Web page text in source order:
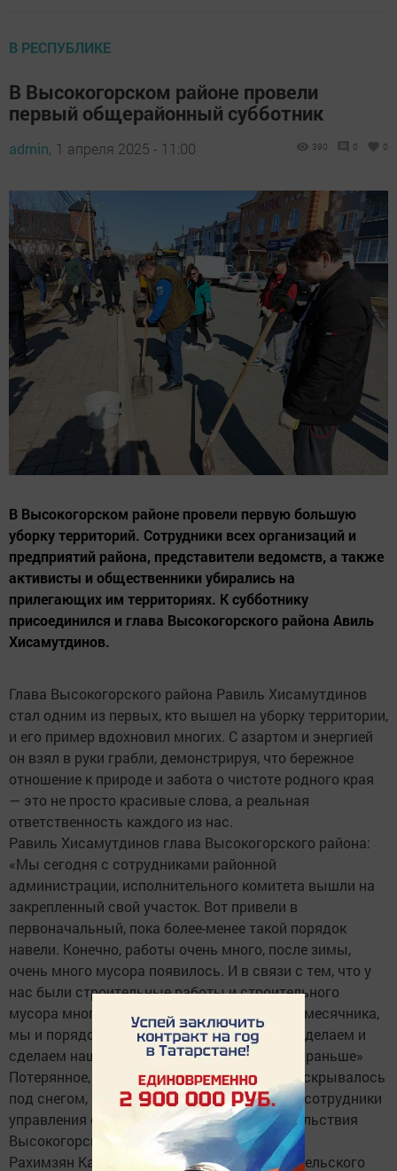
В РЕСПУБЛИКЕ
В Высокогорском районе провели
первый общерайонный субботник
admin, 1 апреля 2025 - 11:00 390 0 0
В Высокогорском районе провели первую большую
уборку территорий. Сотрудники всех организаций и
предприятий района, представители ведомств, а также
активисты и общественники убирались на
прилегающих им территориях. К субботнику
присоединился и глава Высокогорского района Авиль
Хисамутдинов.
Глава Высокогорского района Равиль Хисамутдинов
стал одним из первых, кто вышел на уборку территории,
и его пример вдохновил многих. С азартом и энергией
он взял в руки грабли, демонстрируя, что бережное
отношение к природе и забота о чистоте родного края
— это не просто красивые слова, а реальная
ответственность каждого из нас.
Равиль Хисамутдинов глава Высокогорского района:
«Мы сегодня с сотрудниками районной
администрации, исполнительного комитета вышли на
закрепленный свой участок. Вот привели в
первоначальный, пока более-менее такой порядок
навели. Конечно, работы очень много, после зимы,
очень много мусора появилось. И в связи с тем, что у
нас были строительные работы и строительного
мусора много. Вот в течении вот этого двухмесячника,
мы и порядок наведём и благоустройство сделаем и
сделаем наш райцентр ещё краше, чем был раньше»
Потерянное, брошенное, забытое – все, что скрывалось
под снегом, теперь в мешки складывают и сотрудники
управления сельского хозяйства и продовольствия
Высокогорского района.
Рахимзян Каримов начальник управления сельского